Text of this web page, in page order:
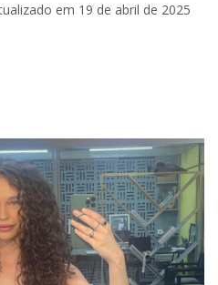
em 19 de abril de 2025